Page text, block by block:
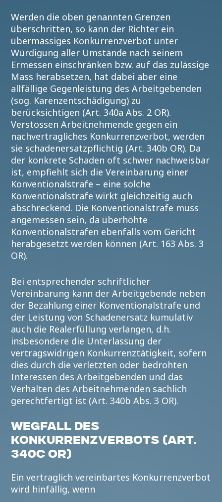
Werden die oben genannten Grenzen
überschritten, so kann der Richter ein
übermässiges Konkurrenzverbot unter
Würdigung aller Umstände nach seinem
Ermessen einschränken bzw. auf das zulässige
Mass herabsetzen, hat dabei aber eine
allfällige Gegenleistung des Arbeitgebenden
(sog. Karenzentschädigung) zu
berücksichtigen (Art. 340a Abs. 2 OR).
Verstossen Arbeitnehmende gegen ein
nachvertragliches Konkurrenzverbot, werden
sie schadenersatzpflichtig (Art. 340b OR). Da
der konkrete Schaden oft schwer nachweisbar
ist, empfiehlt sich die Vereinbarung einer
Konventionalstrafe – eine solche
Konventionalstrafe wirkt gleichzeitig auch
abschreckend. Die Konventionalstrafe muss
angemessen sein, da überhöhte
Konventionalstrafen ebenfalls vom Gericht
herabgesetzt werden können (Art. 163 Abs. 3
OR).
Bei entsprechender schriftlicher
Vereinbarung kann der Arbeitgebende neben
der Bezahlung einer Konventionalstrafe und
der Leistung von Schadenersatz kumulativ
auch die Realerfüllung verlangen, d.h.
insbesondere die Unterlassung der
vertragswidrigen Konkurrenztätigkeit, sofern
dies durch die verletzten oder bedrohten
Interessen des Arbeitgebenden und das
Verhalten des Arbeitnehmenden sachlich
gerechtfertigt ist (Art. 340b Abs. 3 OR).
WEGFALL DES
KONKURRENZVERBOTS (ART.
340C OR)
Ein vertraglich vereinbartes Konkurrenzverbot
wird hinfällig, wenn